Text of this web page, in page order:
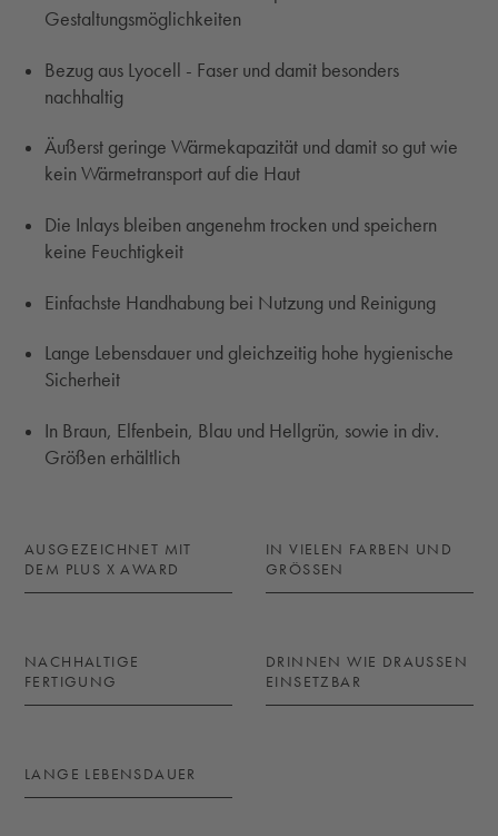
Gestaltungsmöglichkeiten
Bezug aus Lyocell - Faser und damit besonders
nachhaltig
Äußerst geringe Wärmekapazität und damit so gut wie
kein Wärmetransport auf die Haut
Die Inlays bleiben angenehm trocken und speichern
keine Feuchtigkeit
Einfachste Handhabung bei Nutzung und Reinigung
Lange Lebensdauer und gleichzeitig hohe hygienische
Sicherheit
In Braun, Elfenbein, Blau und Hellgrün, sowie in div.
Größen erhältlich
AUSGEZEICHNET MIT
DEM PLUS X AWARD
IN VIELEN FARBEN UND
GRÖSSEN
NACHHALTIGE
FERTIGUNG
DRINNEN WIE DRAUSSEN E
INSETZBAR
LANGE LEBENSDAUER